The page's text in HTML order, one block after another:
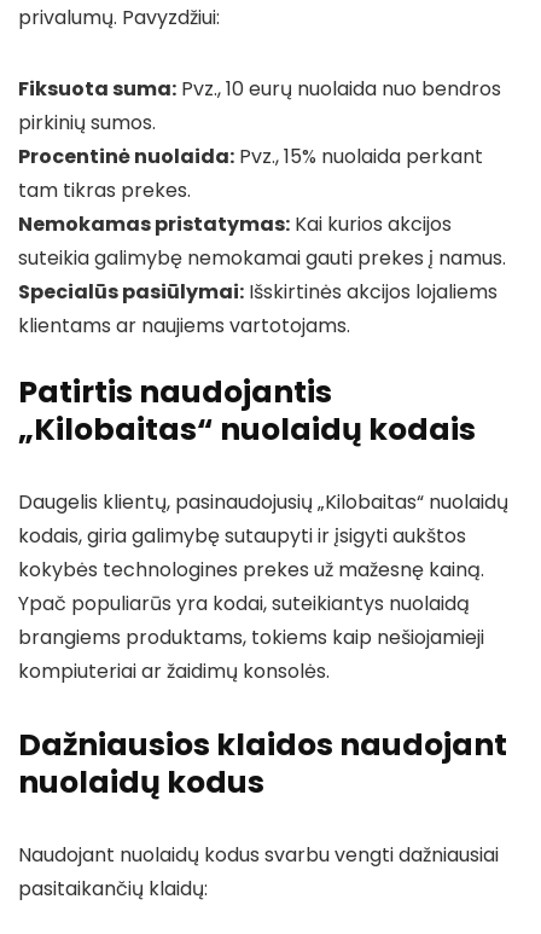
privalumų. Pavyzdžiui:
Fiksuota suma: Pvz., 10 eurų nuolaida nuo bendros
pirkinių sumos.
Procentinė nuolaida: Pvz., 15% nuolaida perkant
tam tikras prekes.
Nemokamas pristatymas: Kai kurios akcijos
suteikia galimybę nemokamai gauti prekes į namus.
Specialūs pasiūlymai: Išskirtinės akcijos lojaliems
klientams ar naujiems vartotojams.
Patirtis naudojantis
„Kilobaitas“ nuolaidų kodais
Daugelis klientų, pasinaudojusių „Kilobaitas“ nuolaidų
kodais, giria galimybę sutaupyti ir įsigyti aukštos
kokybės technologines prekes už mažesnę kainą.
Ypač populiarūs yra kodai, suteikiantys nuolaidą
brangiems produktams, tokiems kaip nešiojamieji
kompiuteriai ar žaidimų konsolės.
Dažniausios klaidos naudojant
nuolaidų kodus
Naudojant nuolaidų kodus svarbu vengti dažniausiai
pasitaikančių klaidų: